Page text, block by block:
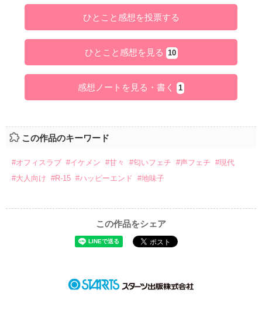
ひとこと感想を投票する
ひとこと感想を見る 10
感想ノートを見る・書く 1
この作品のキーワード
#オフィスラブ #イケメン #甘々 #匂いフェチ #声フェチ #現代
#大人向け #R-15 #ハッピーエンド #地味子
この作品をシェア